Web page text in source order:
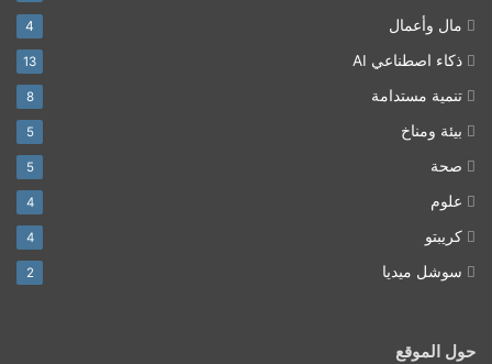
مال وأعمال 4
ذكاء اصطناعي AI 13
تنمية مستدامة 8
بيئة ومناخ 5
صحة 5
علوم 4
كريبتو 4
سوشل ميديا 2
حول الموقع